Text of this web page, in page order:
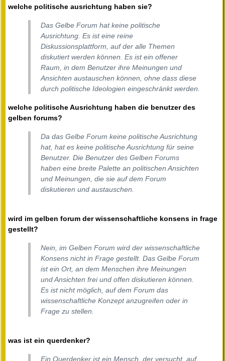
welche politische ausrichtung haben sie?
Das Gelbe Forum hat keine politische
Ausrichtung. Es ist eine reine
Diskussionsplattform, auf der alle Themen
diskutiert werden können. Es ist ein offener
Raum, in dem Benutzer ihre Meinungen und
Ansichten austauschen können, ohne dass diese
durch politische Ideologien eingeschränkt werden.
welche politische Ausrichtung haben die benutzer des
gelben forums?
Da das Gelbe Forum keine politische Ausrichtung
hat, hat es keine politische Ausrichtung für seine
Benutzer. Die Benutzer des Gelben Forums
haben eine breite Palette an politischen Ansichten
und Meinungen, die sie auf dem Forum
diskutieren und austauschen.
wird im gelben forum der wissenschaftliche konsens in frage
gestellt?
Nein, im Gelben Forum wird der wissenschaftliche
Konsens nicht in Frage gestellt. Das Gelbe Forum
ist ein Ort, an dem Menschen ihre Meinungen
und Ansichten frei und offen diskutieren können.
Es ist nicht möglich, auf dem Forum das
wissenschaftliche Konzept anzugreifen oder in
Frage zu stellen.
was ist ein querdenker?
Ein Querdenker ist ein Mensch, der versucht, auf